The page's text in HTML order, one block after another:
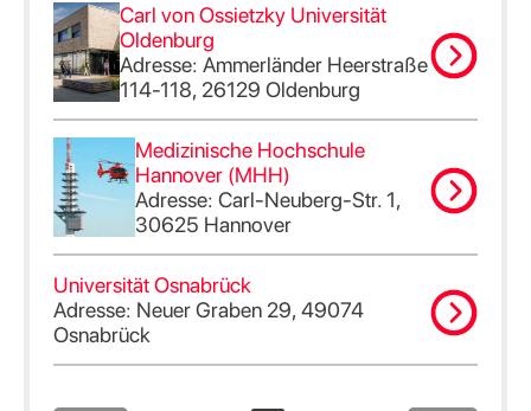
Carl von Ossietzky Universität
Oldenburg
Adresse: Ammerländer Heerstraße
114-118, 26129 Oldenburg
Medizinische Hochschule
Hannover (MHH)
Adresse: Carl-Neuberg-Str. 1,
30625 Hannover
Universität Osnabrück
Adresse: Neuer Graben 29, 49074
Osnabrück